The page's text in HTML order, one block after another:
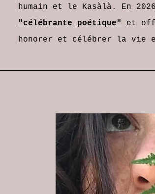
humain et le Kasàlà. En
"célébrante poétique"
et
honorer et célébrer la vie